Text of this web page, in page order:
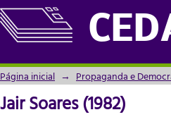
Jair Soares (1982)
Página inicial → Propaganda e
Jair Soares (1982)